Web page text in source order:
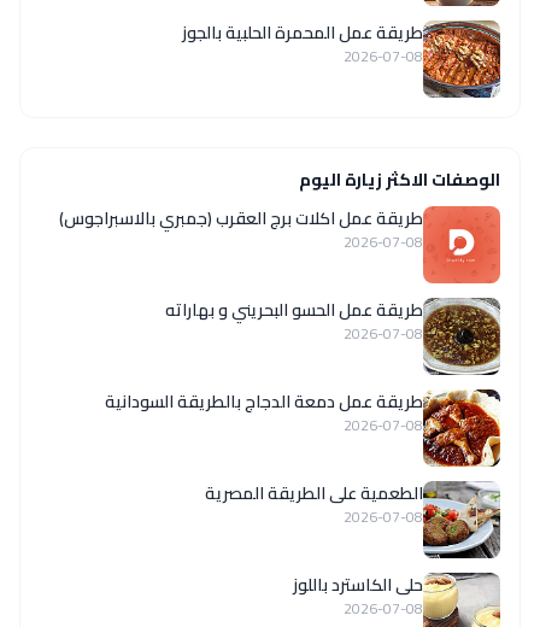
طريقة عمل المحمرة الحلبية بالجوز
2026-07-08
الوصفات الاكثر زيارة اليوم
طريقة عمل اكلات برج العقرب (جمبري بالاسبراجوس)
2026-07-08
طريقة عمل الحسو البحريني و بهاراته
2026-07-08
طريقة عمل دمعة الدجاج بالطريقة السودانية
2026-07-08
الطعمية على الطريقة المصرية
2026-07-08
حلى الكاسترد باللوز
2026-07-08